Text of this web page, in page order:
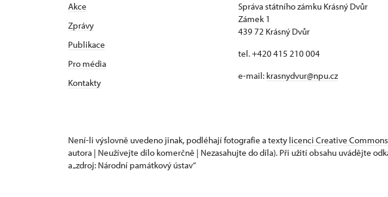
Akce
Zprávy
Publikace
Pro média
Kontakty
Správa státního zámku Krásný Dvůr
Zámek 1
439 72 Krásný Dvůr
tel. +420 415 210 004
e-mail: krasnydvur@npu.cz
Není-li výslovně uvedeno jinak, podléhají fotografie a texty licenci Creative Commons
autora | Neužívejte dílo komerčně | Nezasahujte do díla). Při užití obsahu uvádějte
a „zdroj: Národní památkový ústav“